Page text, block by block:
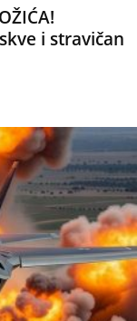
i stravičan